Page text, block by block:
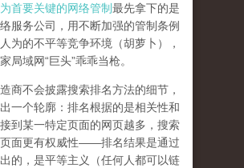
首要关键的网络管制最先拿下的是
服务公司 ，用不断加强的管制条例
人为的不平等竞争环境（胡萝卜），
局域网“巨头”乖乖当枪。
商不会披露搜索排名方法的细节，
一个轮廓：排名根据的是相关性和
到某一特定页面的网页越多，搜索
面更有权威性——排名结果是通过
的，是平等主义（任何人都可以链